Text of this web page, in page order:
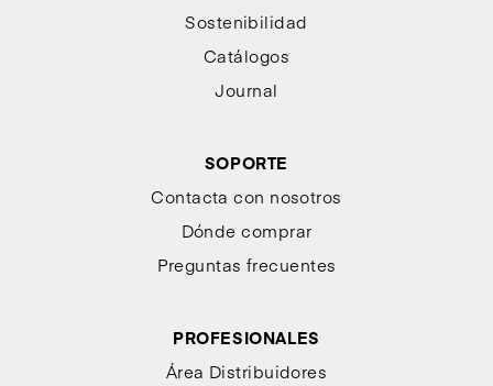
Sostenibilidad
Catálogos
Journal
SOPORTE
Contacta con nosotros
Dónde comprar
Preguntas frecuentes
PROFESIONALES
Área Distribuidores